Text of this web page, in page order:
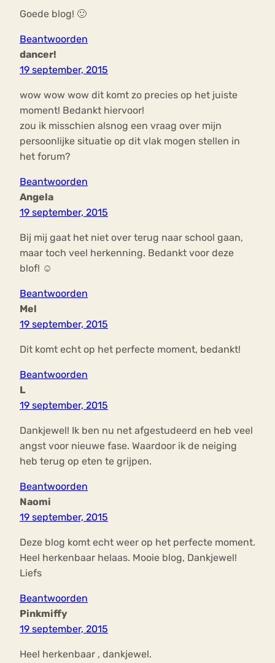
Goede blog! 🙂
Beantwoorden
dancer!
19 september, 2015
wow wow wow dit komt zo precies op het juiste
moment! Bedankt hiervoor!
zou ik misschien alsnog een vraag over mijn
persoonlijke situatie op dit vlak mogen stellen in
het forum?
Beantwoorden
Angela
19 september, 2015
Bij mij gaat het niet over terug naar school gaan,
maar toch veel herkenning. Bedankt voor deze
blof! ☺
Beantwoorden
Mel
19 september, 2015
Dit komt echt op het perfecte moment, bedankt!
Beantwoorden
L
19 september, 2015
Dankjewel! Ik ben nu net afgestudeerd en heb veel
angst voor nieuwe fase. Waardoor ik de neiging
heb terug op eten te grijpen.
Beantwoorden
Naomi
19 september, 2015
Deze blog komt echt weer op het perfecte moment.
Heel herkenbaar helaas. Mooie blog, Dankjewel!
Liefs
Beantwoorden
Pinkmiffy
19 september, 2015
Heel herkenbaar , dankjewel.